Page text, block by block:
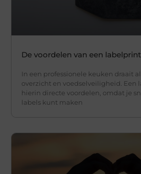
De voordelen van een
In een professionele keuken draait
overzicht en voedselveiligheid. Een
hierin directe voordelen, omdat je
labels kunt maken